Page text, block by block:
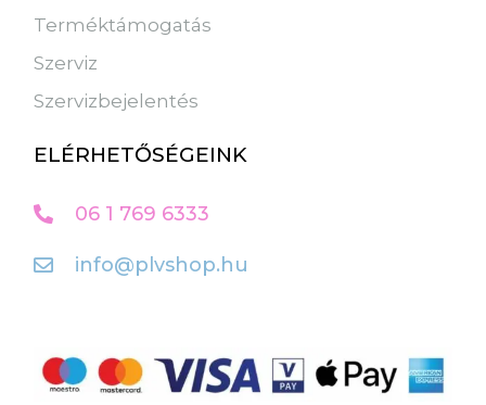
Terméktámogatás
Szerviz
Szervizbejelentés
ELÉRHETŐSÉGEINK
06 1 769 6333
info@plvshop.hu